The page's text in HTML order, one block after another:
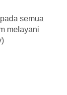
semua
melayani